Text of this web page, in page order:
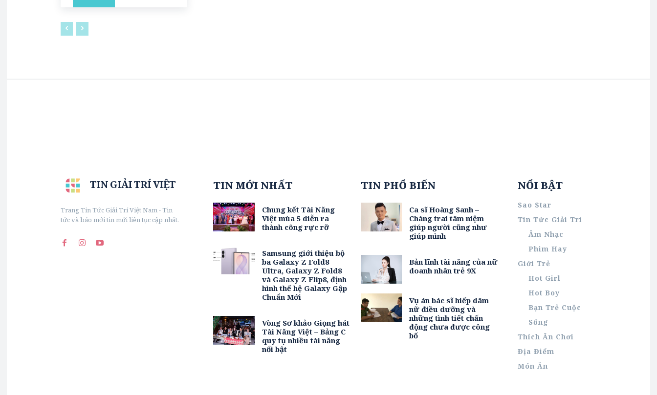
TIN GIẢI TRÍ VIỆT
Trang Tin Tức Giải Trí Việt Nam - Tin
tức và báo mới tin mới liên tục cập nhất.
TIN MỚI NHẤT
Chung kết Tài Năng
Việt mùa 5 diễn ra
thành công rực rỡ
Samsung giới thiệu bộ
ba Galaxy Z Fold8
Ultra, Galaxy Z Fold8
và Galaxy Z Flip8, định
hình thế hệ Galaxy Gập
Chuẩn Mới
Vòng Sơ khảo Giọng hát
Tài Năng Việt – Bảng C
quy tụ nhiều tài năng
nổi bật
TIN PHỔ BIẾN
Ca sĩ Hoàng Sanh –
Chàng trai tâm niệm
giúp người cũng như
giúp mình
Bản lĩnh tài năng của nữ
doanh nhân trẻ 9X
Vụ án bác sĩ hiếp dâm
nữ điều dưỡng và
những tình tiết chấn
động chưa được công
bố
NỔI BẬT
Sao Star
Tin Tức Giải Trí
Âm Nhạc
Phim Hay
Giới Trẻ
Hot Girl
Hot Boy
Bạn Trẻ Cuộc
Sống
Thích Ăn Chơi
Địa Điểm
Món Ăn